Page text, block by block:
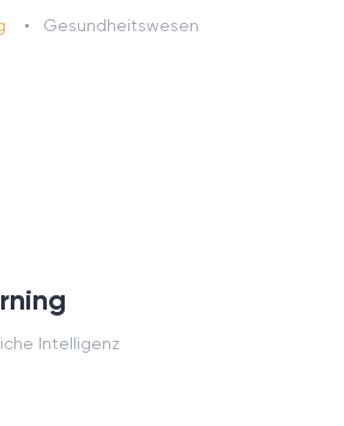
Gesundheitswesen
Intelligenz